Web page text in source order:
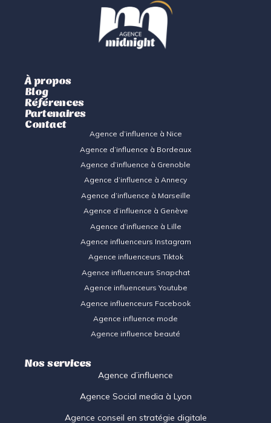
À propos
Blog
Références
Partenaires
Contact
Agence d’influence à Nice
Agence d’influence à Bordeaux
Agence d’influence à Grenoble
Agence d’influence à Annecy
Agence d’influence à Marseille
Agence d’influence à Genève
Agence d’influence à Lille
Agence influenceurs Instagram
Agence influenceurs Tiktok
Agence influenceurs Snapchat
Agence influenceurs Youtube
Agence influenceurs Facebook
Agence influence mode
Agence influence beauté
Nos services
Agence d’influence
Agence Social media à Lyon
Agence conseil en stratégie digitale